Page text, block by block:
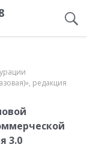
редакция
3.0